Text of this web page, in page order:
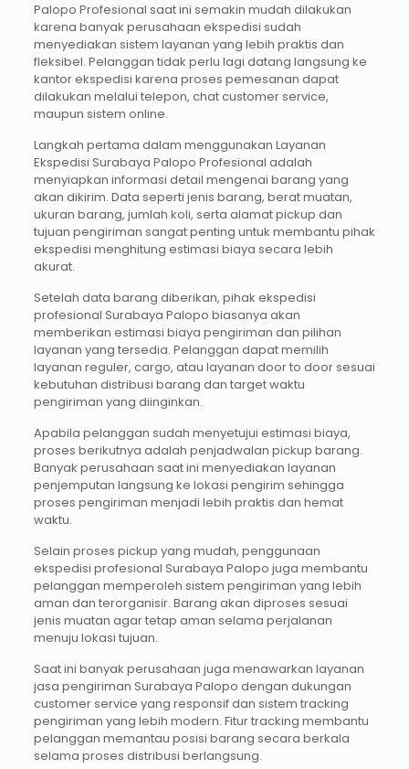
Palopo Profesional saat ini semakin mudah dilakukan
karena banyak perusahaan ekspedisi sudah
menyediakan sistem layanan yang lebih praktis dan
fleksibel. Pelanggan tidak perlu lagi datang langsung ke
kantor ekspedisi karena proses pemesanan dapat
dilakukan melalui telepon, chat customer service,
maupun sistem online.
Langkah pertama dalam menggunakan Layanan
Ekspedisi Surabaya Palopo Profesional adalah
menyiapkan informasi detail mengenai barang yang
akan dikirim. Data seperti jenis barang, berat muatan,
ukuran barang, jumlah koli, serta alamat pickup dan
tujuan pengiriman sangat penting untuk membantu pihak
ekspedisi menghitung estimasi biaya secara lebih
akurat.
Setelah data barang diberikan, pihak ekspedisi
profesional Surabaya Palopo biasanya akan
memberikan estimasi biaya pengiriman dan pilihan
layanan yang tersedia. Pelanggan dapat memilih
layanan reguler, cargo, atau layanan door to door sesuai
kebutuhan distribusi barang dan target waktu
pengiriman yang diinginkan.
Apabila pelanggan sudah menyetujui estimasi biaya,
proses berikutnya adalah penjadwalan pickup barang.
Banyak perusahaan saat ini menyediakan layanan
penjemputan langsung ke lokasi pengirim sehingga
proses pengiriman menjadi lebih praktis dan hemat
waktu.
Selain proses pickup yang mudah, penggunaan
ekspedisi profesional Surabaya Palopo juga membantu
pelanggan memperoleh sistem pengiriman yang lebih
aman dan terorganisir. Barang akan diproses sesuai
jenis muatan agar tetap aman selama perjalanan
menuju lokasi tujuan.
Saat ini banyak perusahaan juga menawarkan layanan
jasa pengiriman Surabaya Palopo dengan dukungan
customer service yang responsif dan sistem tracking
pengiriman yang lebih modern. Fitur tracking membantu
pelanggan memantau posisi barang secara berkala
selama proses distribusi berlangsung.